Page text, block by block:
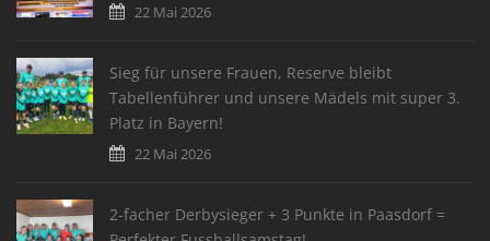
22 Mai 2026
Sieg für unsere Frauen, Reserve bleibt
Tabellenführer und unsere Mädels mit super 3.
Platz in Bayern!
22 Mai 2026
2-facher Derbysieger + 3 Punkte in Paasdorf =